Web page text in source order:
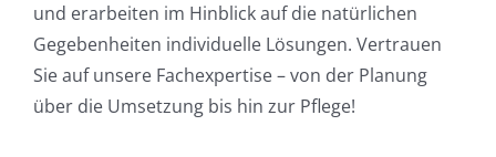
und erarbeiten im Hinblick auf die natürlichen
Gegebenheiten individuelle Lösungen. Vertrauen
Sie auf unsere Fachexpertise – von der Planung
über die Umsetzung bis hin zur Pflege!